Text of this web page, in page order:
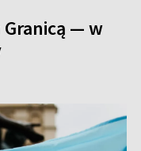
Granicą — w